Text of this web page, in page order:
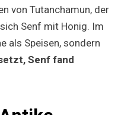
von Tutanchamun, der
Senf mit Honig. Im
als Speisen, sondern
Senf fand